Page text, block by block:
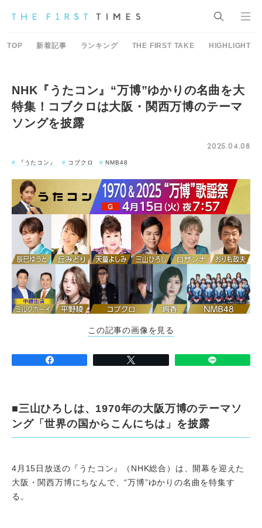
TOP 新着記事 ランキング THE FIRST TAKE HIGHLIGHT
NHK『うたコン』“万博”ゆかりの名曲を大
特集！コブクロは大阪・関西万博のテーマ
ソングを披露
2025.04.08
『うたコン』 コブクロ NMB48
この記事の画像を見る
■三山ひろしは、1970年の大阪万博のテーマソ
ング「世界の国からこんにちは」を披露
4月15日放送の『うたコン』（NHK総合）は、開幕を迎えた
大阪・関西万博にちなんで、“万博”ゆかりの名曲を特集す
る。